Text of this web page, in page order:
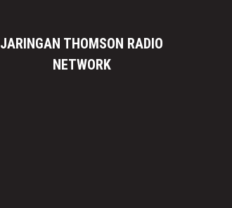
JARINGAN THOMSON RADIO
NETWORK